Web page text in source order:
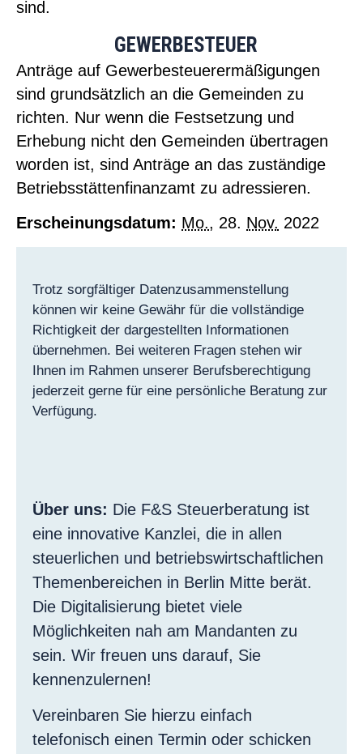
sind.
GEWERBESTEUER
Anträge auf Gewerbesteuerermäßigungen
sind grundsätzlich an die Gemeinden zu
richten. Nur wenn die Festsetzung und
Erhebung nicht den Gemeinden übertragen
worden ist, sind Anträge an das zuständige
Betriebsstättenfinanzamt zu adressieren.
Erscheinungsdatum: Mo., 28. Nov. 2022
Trotz sorgfältiger Datenzusammenstellung
können wir keine Gewähr für die vollständige
Richtigkeit der dargestellten Informationen
übernehmen. Bei weiteren Fragen stehen wir
Ihnen im Rahmen unserer Berufsberechtigung
jederzeit gerne für eine persönliche Beratung zur
Verfügung.
Über uns: Die F&S Steuerberatung ist
eine innovative Kanzlei, die in allen
steuerlichen und betriebswirtschaftlichen
Themenbereichen in Berlin Mitte berät.
Die Digitalisierung bietet viele
Möglichkeiten nah am Mandanten zu
sein. Wir freuen uns darauf, Sie
kennenzulernen!
Vereinbaren Sie hierzu einfach
telefonisch einen Termin oder schicken